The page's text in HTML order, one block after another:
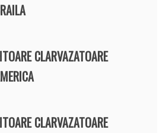
CLARVAZATOARE
CLARVAZATOARE